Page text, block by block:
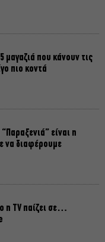
που κάνουν τις
πιο κοντά
είναι η
να διαφέρουμε
η TV παίζει σε…